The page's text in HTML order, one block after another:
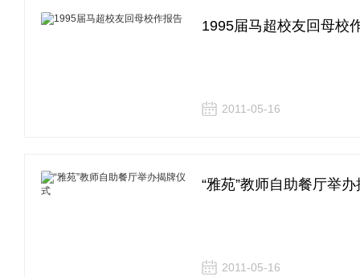
1995届马超校友回母校
2011-05-16
“雅苑”教师自助餐厅举
2011-05-16